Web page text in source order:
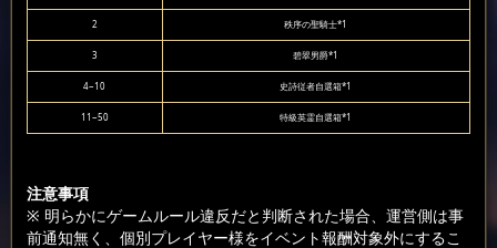
2 秩序の聖騎士*1
3 碧翠男爵*1
4~10 史詩従者自選箱*1
11~50 特級英霊自選箱*1
注意事項
※ 明らかにゲームルール違反だと判断された場合、運営側は事
前通知無く、個別プレイヤー様をイベント報酬対象外にするこ